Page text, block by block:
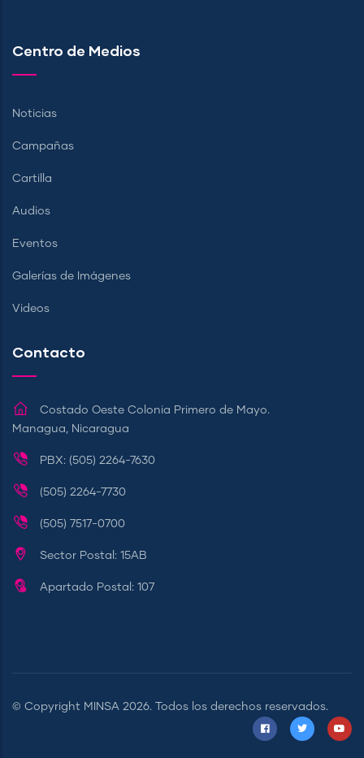
Centro de Medios
Noticias
Campañas
Cartilla
Audios
Eventos
Galerías de Imágenes
Videos
Contacto
Costado Oeste Colonia Primero de Mayo.
Managua, Nicaragua
PBX: (505) 2264-7630
(505) 2264-7730
(505) 7517-0700
Sector Postal: 15AB
Apartado Postal: 107
© Copyright MINSA 2026. Todos los derechos reservados.